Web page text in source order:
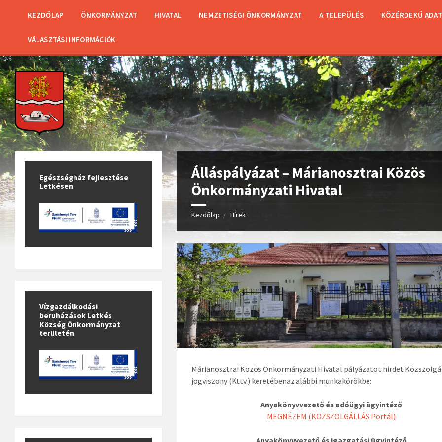
KEZDŐLAP ÖNKORMÁNYZAT HIVATAL NEMZETISÉGI ÖNKORMÁNYZAT A TELEPÜLÉS KÖZÉRDEKŰ
VÁLASZTÁSI INFORMÁCIÓK
Álláspályázat – Márianosztrai Közös
Önkormányzati Hivatal
Kezdőlap Hírek
Márianosztrai Közös Önkormányzati Hivatal pályázatot hirdet
jogviszony (Kttv.) keretébenaz alábbi munkakörökbe:
Anyakönyvvezető és adóügyi ügyintéző
MEGNÉZEM (KÖZSZOLGÁLLÁS Portál)
Egészségház fejlesztése
Letkésen
Vízgazdálkodási
beruházások Letkés
Község Önkormányzat
területén